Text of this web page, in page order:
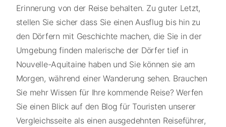
Erinnerung von der Reise behalten. Zu guter Letzt,
stellen Sie sicher dass Sie einen Ausflug bis hin zu
den Dörfern mit Geschichte machen, die Sie in der
Umgebung finden malerische der Dörfer tief in
Nouvelle-Aquitaine haben und Sie können sie am
Morgen, während einer Wanderung sehen. Brauchen
Sie mehr Wissen für Ihre kommende Reise? Werfen
Sie einen Blick auf den Blog für Touristen unserer
Vergleichsseite als einen ausgedehnten Reiseführer,